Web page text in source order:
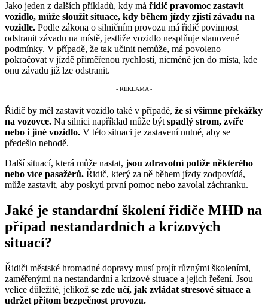
Jako jeden z dalších příkladů, kdy má řidič pravomoc zastavit
vozidlo, může sloužit situace, kdy během jízdy zjistí závadu na
vozidle. Podle zákona o silničním provozu má řidič povinnost
odstranit závadu na místě, jestliže vozidlo nesplňuje stanovené
podmínky. V případě, že tak učinit nemůže, má povoleno
pokračovat v jízdě přiměřenou rychlostí, nicméně jen do místa, kde
onu závadu již lze odstranit.
Řidič by měl zastavit vozidlo také v případě, že si všimne překážky
na vozovce. Na silnici například může být spadlý strom, zvíře
nebo i jiné vozidlo. V této situaci je zastavení nutné, aby se
předešlo nehodě.
Další situací, která může nastat, jsou zdravotní potíže některého
nebo více pasažérů. Řidič, který za ně během jízdy zodpovídá,
může zastavit, aby poskytl první pomoc nebo zavolal záchranku.
Jaké je standardní školení řidiče MHD na
případ nestandardních a krizových
situací?
Řidiči městské hromadné dopravy musí projít různými školeními,
zaměřenými na nestandardní a krizové situace a jejich řešení. Jsou
velice důležité, jelikož se zde učí, jak zvládat stresové situace a
udržet přitom bezpečnost provozu.